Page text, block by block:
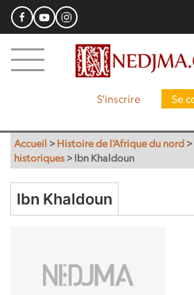
S'inscrire Se
Accueil > Histoire de l’Afrique du nord >
historiques > Ibn Khaldoun
Ibn Khaldoun